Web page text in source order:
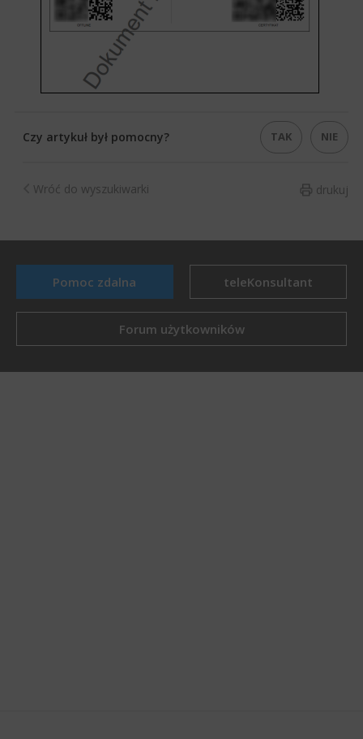
Czy artykuł był pomocny? TAK NIE
drukuj
Wróć do wyszukiwarki
Pomoc zdalna teleKonsultant
Forum użytkowników